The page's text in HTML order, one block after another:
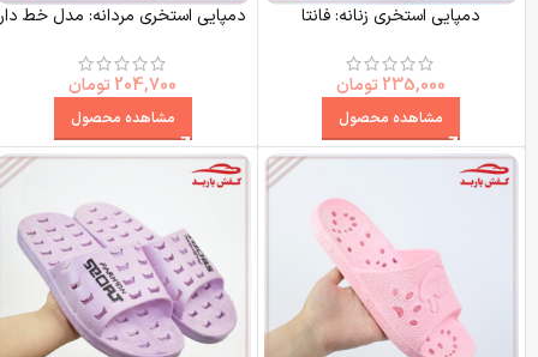
دمپایی استخری زنانه: فانتا
235,000 تومان
مشاهده محصول
دمپایی استخری مردانه: مدل خط دار
204,700 تومان
مشاهده محصول